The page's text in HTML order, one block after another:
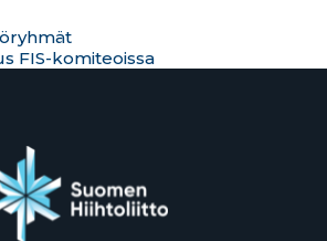
FIS-komiteoissa